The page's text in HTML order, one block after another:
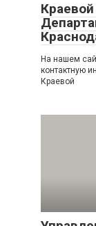
На нашем
контактную
Краевой